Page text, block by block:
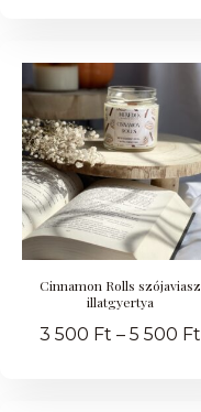
Cinnamon Rolls szójaviasz
illatgyertya
3 500 Ft – 5 500 Ft